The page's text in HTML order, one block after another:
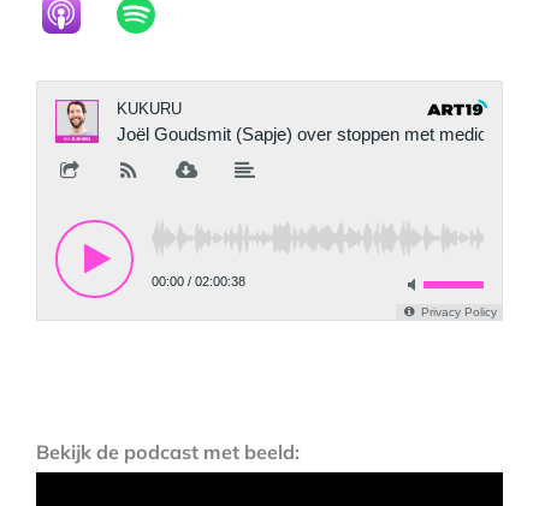
Bekijk de podcast met beeld: